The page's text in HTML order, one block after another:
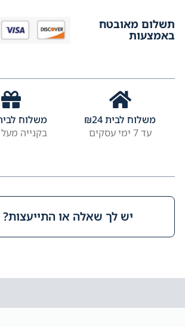
תשלום מאובטח
באמצעות
משלוח לבית ₪24
עד 7 ימי עסקים
משלוח
בקנייה מעל
יש לך שאלה או